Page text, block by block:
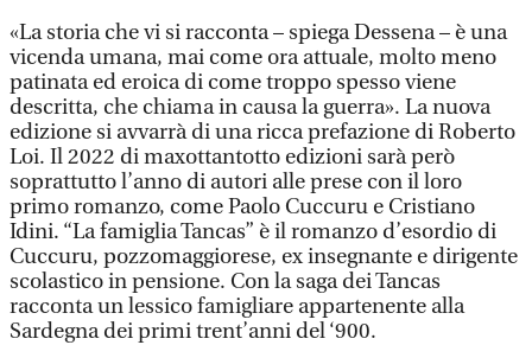
«La storia che vi si racconta – spiega Dessena – è una
vicenda umana, mai come ora attuale, molto meno
patinata ed eroica di come troppo spesso viene
descritta, che chiama in causa la guerra». La nuova
edizione si avvarrà di una ricca prefazione di Roberto
Loi. Il 2022 di maxottantotto edizioni sarà però
soprattutto l’anno di autori alle prese con il loro
primo romanzo, come Paolo Cuccuru e Cristiano
Idini. “La famiglia Tancas” è il romanzo d’esordio di
Cuccuru, pozzomaggiorese, ex insegnante e dirigente
scolastico in pensione. Con la saga dei Tancas
racconta un lessico famigliare appartenente alla
Sardegna dei primi trent’anni del ‘900.